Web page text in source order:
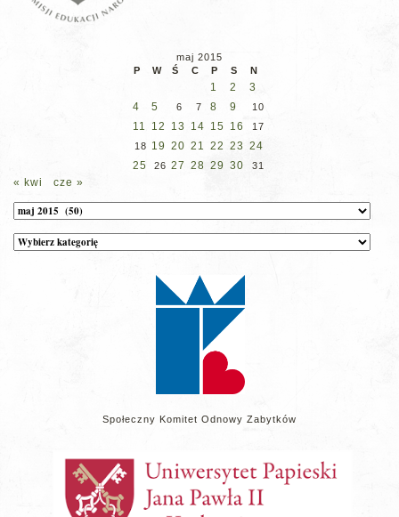
maj 2015
P
W Ś C P S N
1 2
3
4
5 6 7 8 9 10
11 12 13 14 15 16
17
18 19 20 21 22 23 24
25
26 27 28 29 30 31
« kwi cze »
Archiwum
Kategorie
wpisów
Społeczny Komitet Odnowy Zabytków